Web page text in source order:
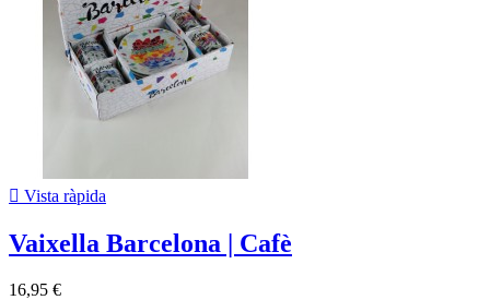
 Vista ràpida
Vaixella Barcelona | Cafè
16,95 €